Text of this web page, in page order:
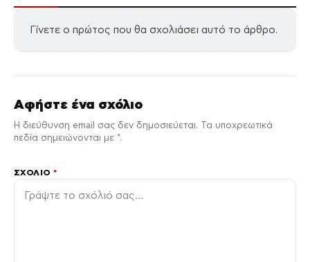
Γίνετε ο πρώτος που θα σχολιάσει αυτό το άρθρο.
Αφήστε ένα σχόλιο
Η διεύθυνση email σας δεν δημοσιεύεται. Τα υποχρεωτικά
πεδία σημειώνονται με *.
ΣΧΌΛΙΟ*